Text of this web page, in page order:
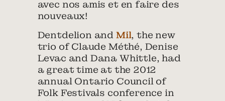
avec nos amis et en faire des
nouveaux!
Dentdelion and Mil, the new
trio of Claude Méthé, Denise
Levac and Dana Whittle, had
a great time at the 2012
annual Ontario Council of
Folk Festivals conference in